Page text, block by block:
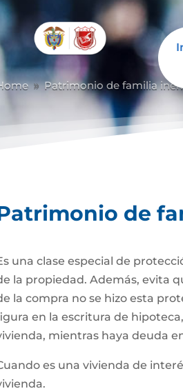
9 Patrimonio de familia
de
una clase especial de
la propiedad. Además, evita
la compra no se hizo esta
en la escritura de
mientras haya deuda
es una vivienda de